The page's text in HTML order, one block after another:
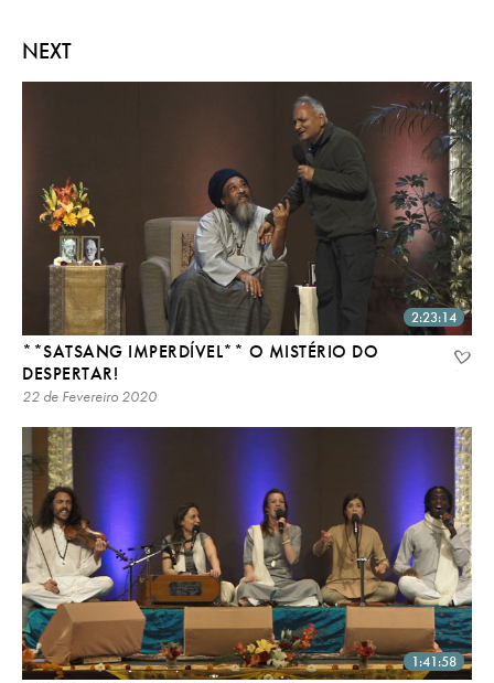
NEXT
2:23:14
**SATSANG IMPERDÍVEL** O MISTÉRIO DO
DESPERTAR!
22 de Fevereiro 2020
1:41:58